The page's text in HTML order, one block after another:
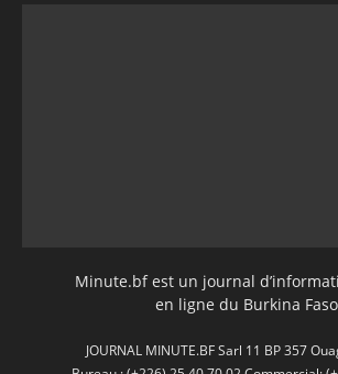
Minute.bf est un journal
en ligne du Burkina Faso
JOURNAL MINUTE.BF Sarl 11 BP 357